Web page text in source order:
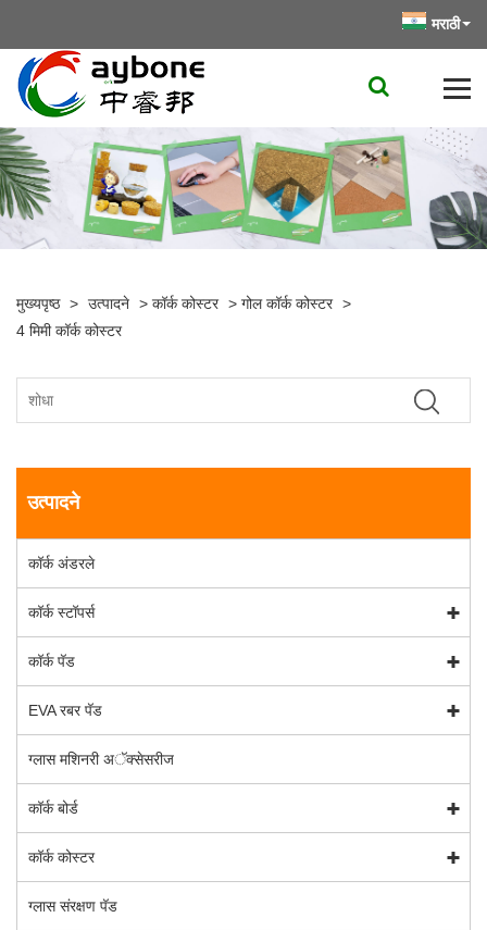
मराठी
मुख्यपृष्ठ > उत्पादने > कॉर्क कोस्टर > गोल कॉर्क कोस्टर >
4 मिमी कॉर्क कोस्टर
उत्पादने
कॉर्क अंडरले
कॉर्क स्टॉपर्स
कॉर्क पॅड
EVA रबर पॅड
ग्लास मशिनरी अॅक्सेसरीज
कॉर्क बोर्ड
कॉर्क कोस्टर
ग्लास संरक्षण पॅड